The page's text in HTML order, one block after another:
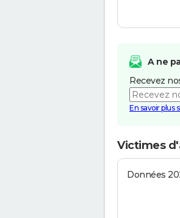
A ne
Recevez
En savoir plus
Victimes
Données